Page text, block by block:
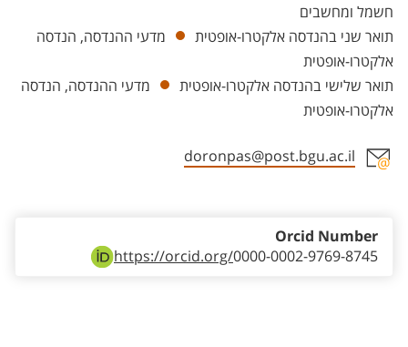
חשמל ומחשבים
תואר שני בהנדסה אלקטרו-אופטית
מדעי ההנדסה, הנדסה
אלקטרו-אופטית
תואר שלישי בהנדסה אלקטרו-אופטית
מדעי ההנדסה, הנדסה
אלקטרו-אופטית
doronpas@post.bgu.ac.il
https://orcid.org/0000-0002-9769-8745
Orcid Number